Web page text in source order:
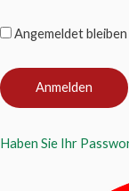
Angemeldet bleiben
Haben Sie Ihr